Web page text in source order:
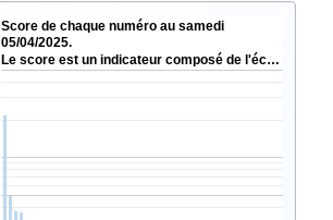
Score de chaque numéro au samedi
05/04/2025.
Le score est un indicateur composé de l'éc…